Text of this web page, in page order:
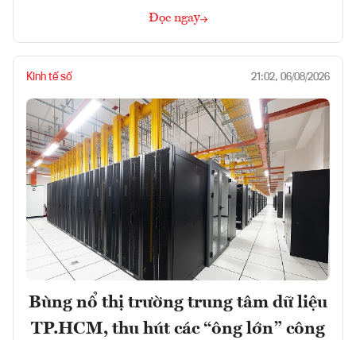
Đọc ngay
Kinh tế số 21:02, 06/08/2026
Bùng nổ thị trường trung tâm dữ liệu
TP.HCM, thu hút các “ông lớn” công